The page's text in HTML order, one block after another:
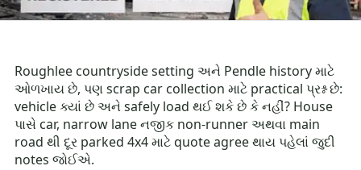
Roughlee countryside setting અને Pendle history માટે
ઓળખાય છે, પણ scrap car collection માટે practical પ્રશ્ન છે:
vehicle ક્યાં છે અને safely load થઈ શકે છે કે નહીં? House
પાસે car, narrow lane નજીક non-runner અથવા main
road થી દૂર parked 4x4 માટે quote agree થાય પહેલાં જુદી
notes જોઈએ.